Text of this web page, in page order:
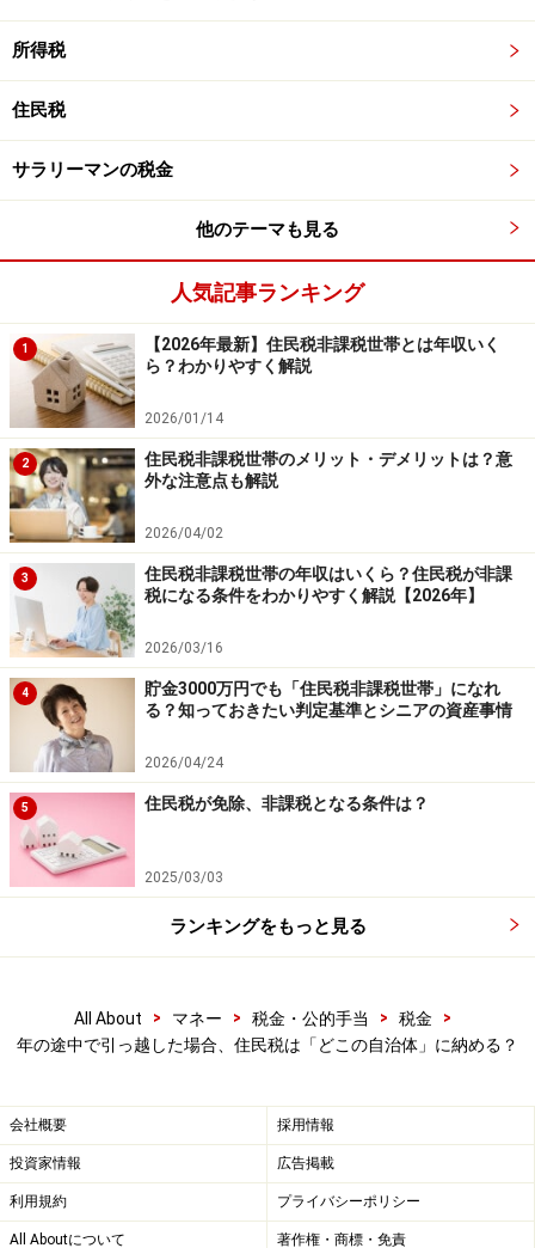
引っ越し後に以前住んでいた自治体から納税通知書が届
いても、住民税の仕組みに沿ったものです。「1月1日時
通知書が届いた際も慌てずに対応できるでしょう。
※記事内容は執筆時点のものです。最新の内容をご確認くださ
本記事の内容は一般的な情報提供を目的としており、特定の金融
商品や投資行動を推奨するものではありません。
投資や資産運用に関する最終的なご判断はご自身の責任において
掲載情報の正確性・完全性については十分に配慮しております
が、その内容を保証するものではなく、これに基づく損失・損害
などについて当社は一切の責任を負いません。
最新の情報や詳細については、必ず各金融機関やサービス提供者
の公式情報をご確認ください。
【編集部からのお知らせ】
・「家計」について、アンケート（2026/8/31まで）
中です！
※抽選で20名にAmazonギフト券1000円分プレゼント
※謝礼付きの限定アンケートやモニター企画に参加が可能に
なります
所得税
住民税
サラリーマンの税金
他のテーマも見る
人気記事ランキング
1
【2026年最新】住民税非課税世帯とは年収いく
ら？わかりやすく解説
2026/01/14
2
住民税非課税世帯のメリット・デメリットは？意
外な注意点も解説
2026/04/02
3
住民税非課税世帯の年収はいくら？住民税が非課
税になる条件をわかりやすく解説【2026年】
2026/03/16
4
貯金3000万円でも「住民税非課税世帯」になれ
る？知っておきたい判定基準とシニアの資産事情
2026/04/24
5 住民税が免除、非課税となる条件は？
2025/03/03
ランキングをもっと見る
All About > マネー > 税金・公的手当 > 税金
>
年の途中で引っ越した場合、住民税は「どこの自治体」に納める？
会社概要 採用情報
投資家情報 広告掲載
利用規約 プライバシーポリシー
All Aboutについて 著作権・商標・免責